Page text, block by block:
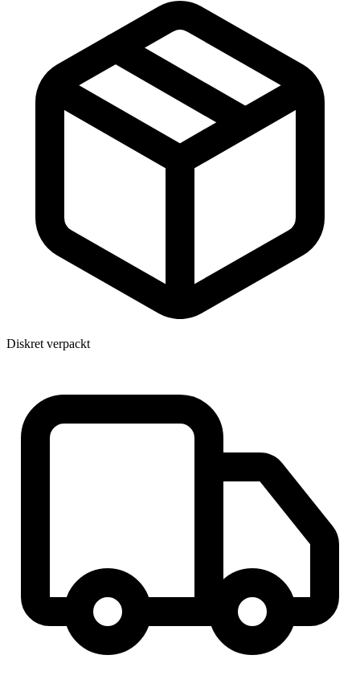
Diskret verpackt